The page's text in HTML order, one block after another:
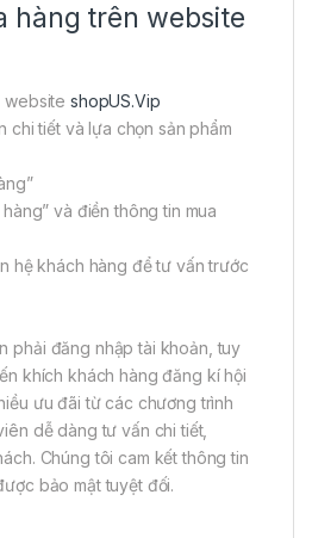
hàng trên website
website shopUS.Vip
chi tiết và lựa chọn sản phẩm
và điền thông tin mua
hệ khách hàng để tư vấn trước
phải đăng nhập tài khoản, tuy
khích khách hàng đăng kí hội
ưu đãi từ các chương trình
dễ dàng tư vấn chi tiết,
Chúng tôi cam kết thông tin
bảo mật tuyệt đối.